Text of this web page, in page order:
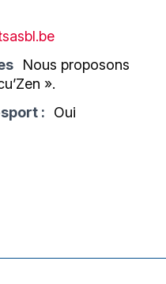
Nous proposons
».
:
Oui